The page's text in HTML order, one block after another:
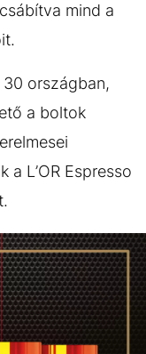
mind a
30 országban,
a boltok
L’OR Espresso